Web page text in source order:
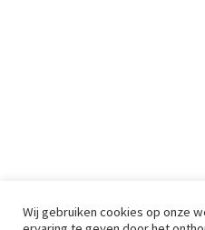
Wij gebruiken cookies op onze